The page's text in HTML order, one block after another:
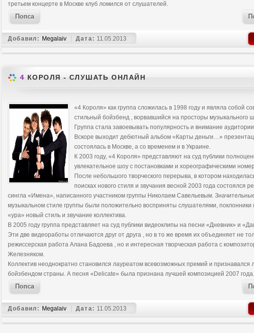
третьем концерте в Москве клуб ломился от слушателей.
Попса
Добавил: Megalaiv Дата: 11.05.2013
4 КОРОЛЯ - СЛУШАТЬ ОНЛАЙН
«4 Короля» как группа сложилась в 1998 году и являла собой
стильный бойзбенд , ворвавшийся на просторы музыкального
Группа стала завоевывать популярность и внимание
Вскоре выходит дебютный альбом «Карты деньги…»
состоялась в Москве, а со временем и в Украине.
К 2003 году, «4 Короля» представляют на суд публики
увлекательное шоу с постановками и хореографическими
После небольшого творческого перерыва, в котором
поисках нового стиля и звучания весной 2003 года состоялся
сингла «Имена», написанного участником группы Николаем Савельевым.
музыкальном стиле группы были положительно восприняты слушателями, поклонники
«ура» новый стиль и звучание коллектива.
В 2005 году группа представляет на суд публики видеоклипы на песни «Дневник» и
Эти две видеоработы отличаются друг от друга , но в то же время их объединяет не
режиссерская работа Алана Бадоева , но и интересная творческая работа с
Железняком.
Коллектив неоднократно становился лауреатом всевозможных премий и признавался
бойзбендом страны. А песня «Delicate» была признана лучшей композицией 2007 года.
Попса
Добавил: Megalaiv Дата: 11.05.2013